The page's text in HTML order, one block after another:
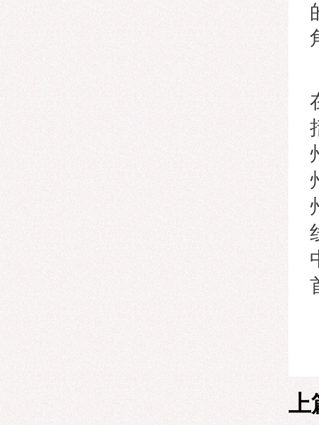
上